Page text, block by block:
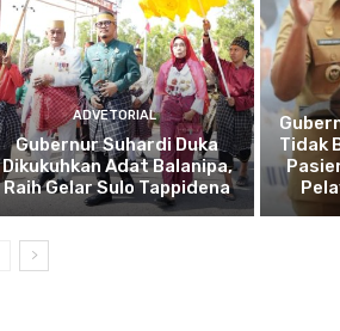
ADVETORIAL
Gubernur Suhardi Duka
Dikukuhkan Adat Balanipa,
Raih Gelar Sulo Tappidena
Tidak